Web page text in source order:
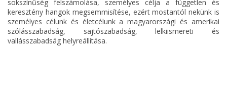
sokszínűség felszámolása, személyes célja a független és
keresztény hangok megsemmisítése, ezért mostantól nekünk is
személyes célunk és életcélunk a magyarországi és amerikai
szólásszabadság, sajtószabadság, lelkiismereti és
vallásszabadság helyreállítása.